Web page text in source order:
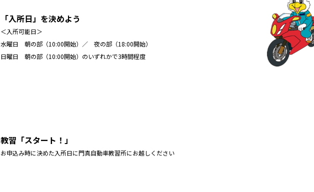
「入所日」を決めよう
＜入所可能日＞
水曜日 朝の部（10:00開始）／ 夜の部（18:00開始）
日曜日 朝の部（10:00開始）のいずれかで3時間程度
教習「スタート！」
お申込み時に決めた入所日に門真自動車教習所にお越しください